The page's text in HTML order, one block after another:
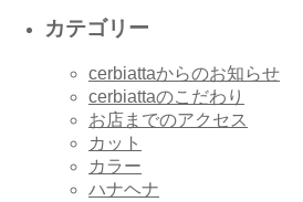
カテゴリー
cerbiattaからのお知らせ
cerbiattaのこだわり
お店までのアクセス
カット
カラー
ハナヘナ